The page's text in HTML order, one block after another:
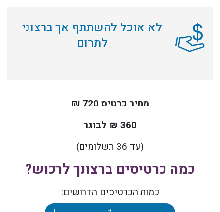
לא אוכל להשתתף אך ברצוני
לתרום
מחיר כרטיס 720 ₪
360 ₪ לבוגר
(עד 36 תשלומים)
כמה כרטיסים ברצונך לרכוש?
כמות הכרטיסים הדרושים: